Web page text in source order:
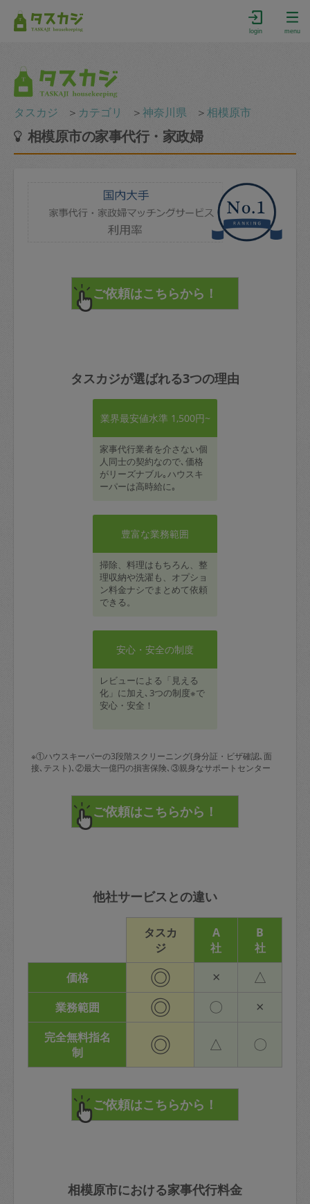
login menu
タスカジ ＞ カテゴリ ＞神奈川県 ＞相模原市
相模原市の家事代行・家政婦
タスカジが選ばれる3つの理由
業界最安値水準 1,500円~
家事代行業者を介さない個
人同士の契約なので､価格
がリーズナブル｡ハウスキ
ーパーは高時給に｡
豊富な業務範囲
掃除、料理はもちろん、整
理収納や洗濯も、オプショ
ン料金ナシでまとめて依頼
できる。
安心・安全の制度
レビューによる「見える
化」に加え､3つの制度※で
安心・安全！
※①ハウスキーパーの3段階スクリーニング(身分証・ビザ確認､面
接､テスト)､②最大一億円の損害保険､③親身なサポートセンター
他社サービスとの違い
タスカ
ジ
A
社
B
社
価格
◎ × △
業務範囲 ◎ 〇 ×
完全無料指名
制
◎ △ 〇
相模原市における家事代行料金